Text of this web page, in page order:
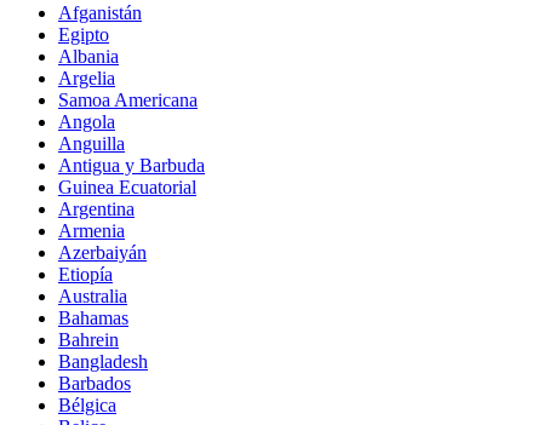
Afganistán
Egipto
Albania
Argelia
Samoa Americana
Angola
Anguilla
Antigua y Barbuda
Guinea Ecuatorial
Argentina
Armenia
Azerbaiyán
Etiopía
Australia
Bahamas
Bahrein
Bangladesh
Barbados
Bélgica